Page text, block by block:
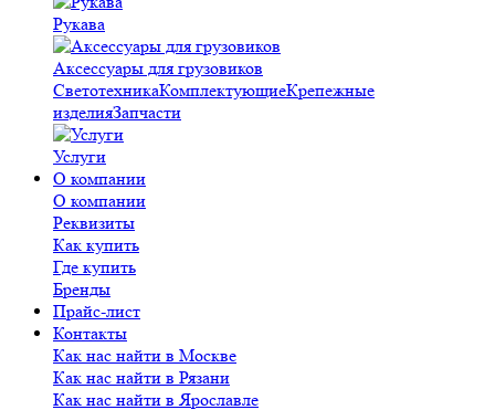
Рукава
Аксессуары для грузовиков
СветотехникаКомплектующиеКрепежные
изделияЗапчасти
Услуги
О компании
О компании
Реквизиты
Как купить
Где купить
Бренды
Прайс-лист
Контакты
Как нас найти в Москве
Как нас найти в Рязани
Как нас найти в Ярославле